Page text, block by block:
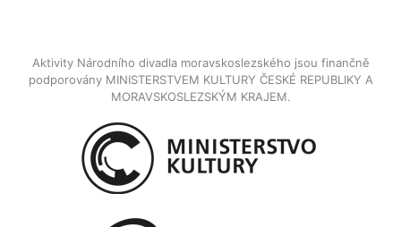
Aktivity Národního divadla moravskoslezského jsou finančně
podporovány MINISTERSTVEM KULTURY ČESKÉ REPUBLIKY A
MORAVSKOSLEZSKÝM KRAJEM.